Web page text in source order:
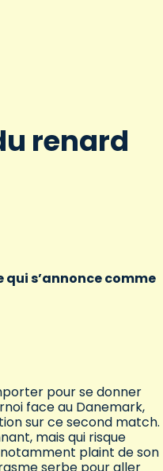
renard
qui s’annonce comme
pour se donner
face au Danemark,
sur ce second match.
mais qui risque
plaint de son